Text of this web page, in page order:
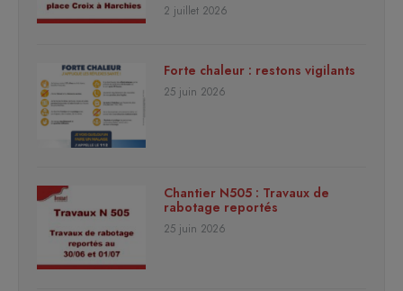
2 juillet 2026
Forte chaleur : restons vigilants
25 juin 2026
Chantier N505 : Travaux de
rabotage reportés
25 juin 2026